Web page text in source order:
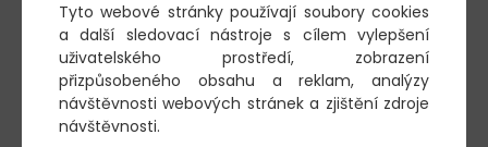
603 805 271
pondělí-čtvrtek: 10:00-16:00
AKTUALITY
Tyto webové stránky používají soubory cookies
a další sledovací nástroje s cílem vylepšení
uživatelského prostředí, zobrazení
přizpůsobeného obsahu a reklam, analýzy
návštěvnosti webových stránek a zjištění zdroje
návštěvnosti.